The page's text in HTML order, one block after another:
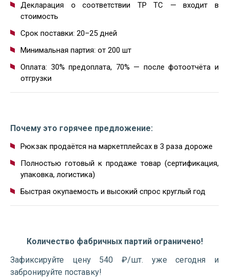
Декларация о соответствии ТР ТС — входит в
стоимость
Срок поставки: 20–25 дней
Минимальная партия: от 200 шт
Оплата: 30% предоплата, 70% — после фотоотчёта и
отгрузки
Почему это горячее предложение:
Рюкзак продаётся на маркетплейсах в 3 раза дороже
Полностью готовый к продаже товар (сертификация,
упаковка, логистика)
Быстрая окупаемость и высокий спрос круглый год
Количество фабричных партий ограничено!
Зафиксируйте цену 540 ₽/шт. уже сегодня и
забронируйте поставку!